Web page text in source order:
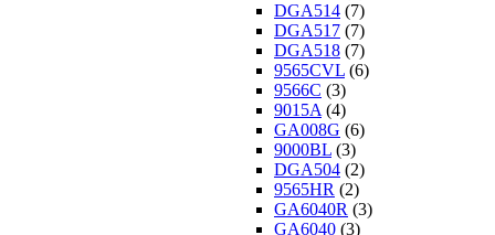
DGA514 (7)
DGA517 (7)
DGA518 (7)
9565CVL (6)
9566C (3)
9015A (4)
GA008G (6)
9000BL (3)
DGA504 (2)
9565HR (2)
GA6040R (3)
GA6040 (3)